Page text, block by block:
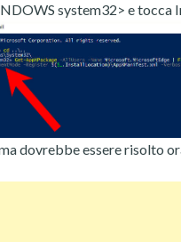
system32> e tocca
dovrebbe essere risolto